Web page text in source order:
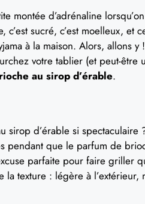
montée d’adrénaline
c’est sucré, c’est moelleux, et
à la maison. Alors, allons
votre tablier (et peut-être
au sirop d’érable.
sirop d’érable si spectaculaire
pendant que le parfum de
parfaite pour faire griller
la texture : légère à